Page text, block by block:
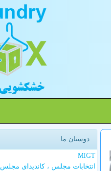
دوستان ما
MIGT
انتخابات مجلس ، کاندیدای مجلس